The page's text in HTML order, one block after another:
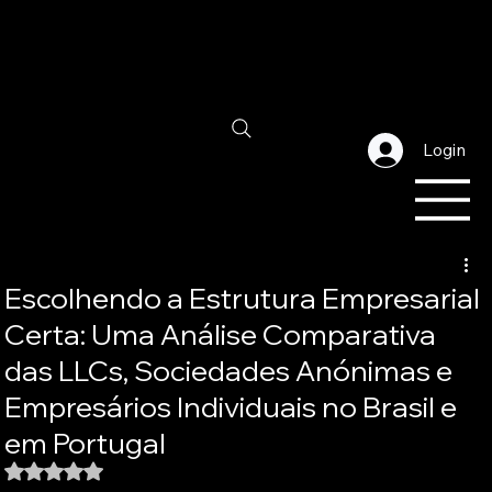
Login
Escolhendo a Estrutura Empresarial
Certa: Uma Análise Comparativa
das LLCs, Sociedades Anónimas e
Empresários Individuais no Brasil e
em Portugal
Avaliado com NaN de 5 estrelas.